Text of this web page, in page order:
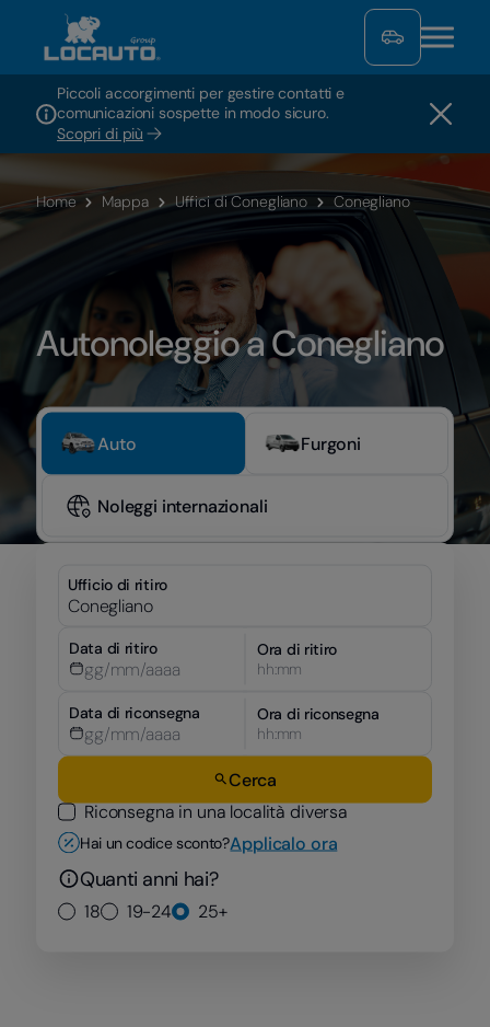
Piccoli accorgimenti per gestire contatti e
comunicazioni sospette in modo sicuro.
Scopri di più
Home Mappa Uffici di Conegliano Conegliano
Autonoleggio a Conegliano
Auto Furgoni
Noleggi internazionali
Ufficio di ritiro
Data di ritiro
Ora di ritiro
hh:mm
Data di riconsegna
Ora di riconsegna
hh:mm
Cerca
Riconsegna in una località diversa
Hai un codice sconto?Applicalo ora
Quanti anni hai?
18 19-24 25+